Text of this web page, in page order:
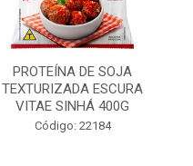
PROTEÍNA DE SOJA
TEXTURIZADA ESCURA
VITAE SINHÁ 400G
Código: 22184